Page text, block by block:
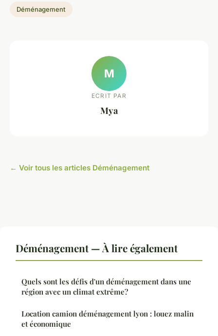
Déménagement
M
ECRIT PAR
Mya
← Voir tous les articles Déménagement
Déménagement — À lire également
Quels sont les défis d'un déménagement dans une
région avec un climat extrême?
Location camion déménagement lyon : louez malin
et économique